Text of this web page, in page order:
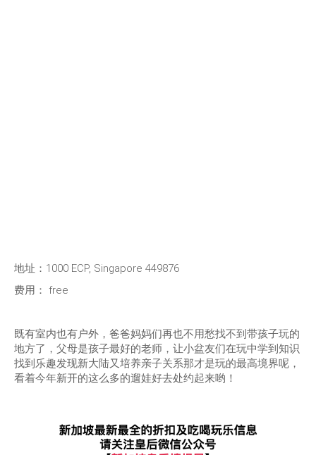
地址：1000 ECP, Singapore 449876
费用： free
既有室内也有户外，爸爸妈妈们再也不用愁找不到带孩子玩的
地方了，父母是孩子最好的老师，让小盆友们在玩中学到知识
找到乐趣发现新大陆又培养亲子关系那才是玩的最高境界呢，
看着今年新开的这么多的遛娃好去处约起来哟！